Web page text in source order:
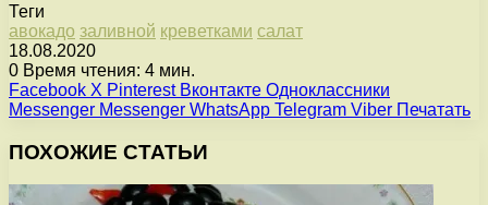
Теги
авокадо заливной креветками салат
18.08.2020
0 Время чтения: 4 мин.
Facebook X Pinterest Вконтакте Одноклассники
Messenger Messenger WhatsApp Telegram Viber Печатать
ПОХОЖИЕ СТАТЬИ